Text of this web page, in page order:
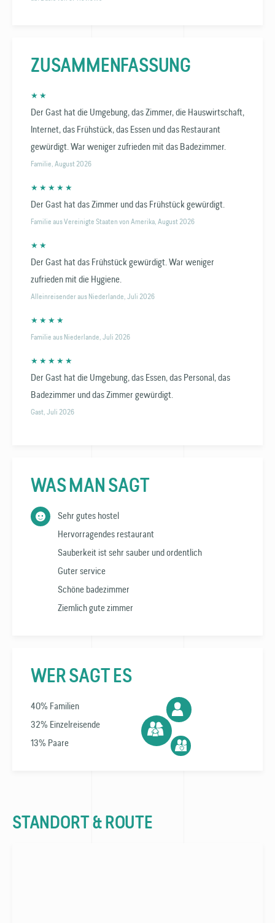
ZUSAMMEN­FASSUNG
★ ★
Der Gast hat die Umgebung, das Zimmer, die Hauswirtschaft,
Internet, das Frühstück, das Essen und das Restaurant
gewürdigt. War weniger zufrieden mit das Badezimmer.
Familie, August 2026
★ ★ ★ ★ ★
Der Gast hat das Zimmer und das Frühstück gewürdigt.
Familie aus Vereinigte Staaten von Amerika, August 2026
★ ★
Der Gast hat das Frühstück gewürdigt. War weniger
zufrieden mit die Hygiene.
Alleinreisender aus Niederlande, Juli 2026
★ ★ ★ ★
Familie aus Niederlande, Juli 2026
★ ★ ★ ★ ★
Der Gast hat die Umgebung, das Essen, das Personal, das
Badezimmer und das Zimmer gewürdigt.
Gast, Juli 2026
WAS MAN SAGT
Sehr gutes hostel
Hervorragendes restaurant
Sauberkeit ist sehr sauber und ordentlich
Guter service
Schöne badezimmer
Ziemlich gute zimmer
WER SAGT ES
40% Familien
32% Einzelreisende
13% Paare
STANDORT & ROUTE